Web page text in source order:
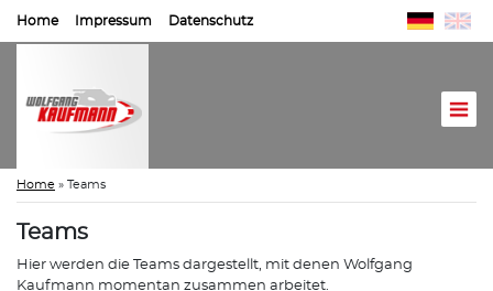
Home Impressum Datenschutz
Home » Teams
Teams
Hier werden die Teams dargestellt, mit denen Wolfgang
Kaufmann momentan zusammen arbeitet.